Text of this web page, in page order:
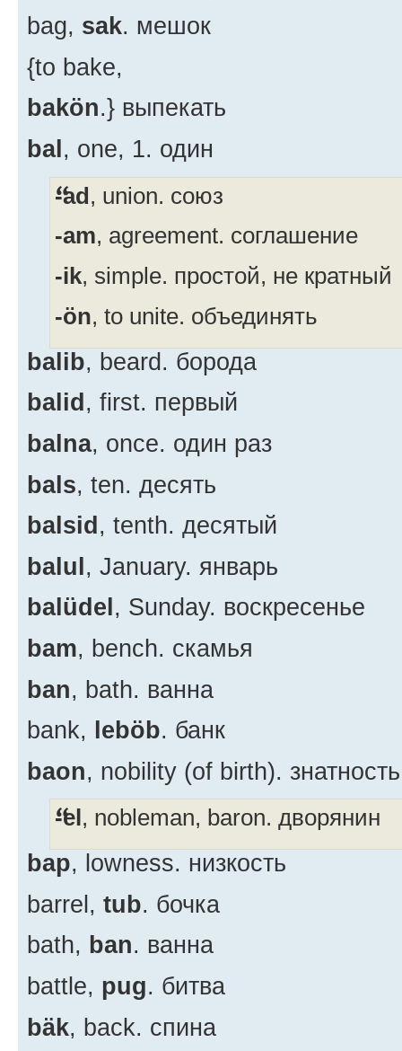
bag, sak. мешок
{to bake,
bakön.} выпекать
bal, one, 1. один
-ad, union. союз
-am, agreement. соглашение
-ik, simple. простой, не кратный
-ön, to unite. объединять
balib, beard. борода
balid , first. первый
balna, once. один раз
bals, ten. десять
balsid, tenth. десятый
balul, January. январь
balüdel , Sunday. воскресенье
bam, bench. скамья
ban, bath. ванна
bank, leböb. банк
baon, nobility (of birth). знатность
-el , nobleman, baron. дворянин
bap, lowness. низкость
barrel, tub. бочка
bath, ban. ванна
battle, pug. битва
bäk, back. спина